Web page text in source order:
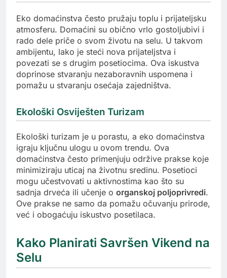
Eko domaćinstva često pružaju toplu i prijateljsku
atmosferu. Domaćini su obično vrlo gostoljubivi i
rado dele priče o svom životu na selu. U takvom
ambijentu, lako je steći nova prijateljstva i
povezati se s drugim posetiocima. Ova iskustva
doprinose stvaranju nezaboravnih uspomena i
pomažu u stvaranju osećaja zajedništva.
Ekološki Osviješten Turizam
Ekološki turizam je u porastu, a eko domaćinstva
igraju ključnu ulogu u ovom trendu. Ova
domaćinstva često primenjuju održive prakse koje
minimiziraju uticaj na životnu sredinu. Posetioci
mogu učestvovati u aktivnostima kao što su
sadnja drveća ili učenje o organskoj poljoprivredi.
Ove prakse ne samo da pomažu očuvanju prirode,
već i obogaćuju iskustvo posetilaca.
Kako Planirati Savršen Vikend na
Selu